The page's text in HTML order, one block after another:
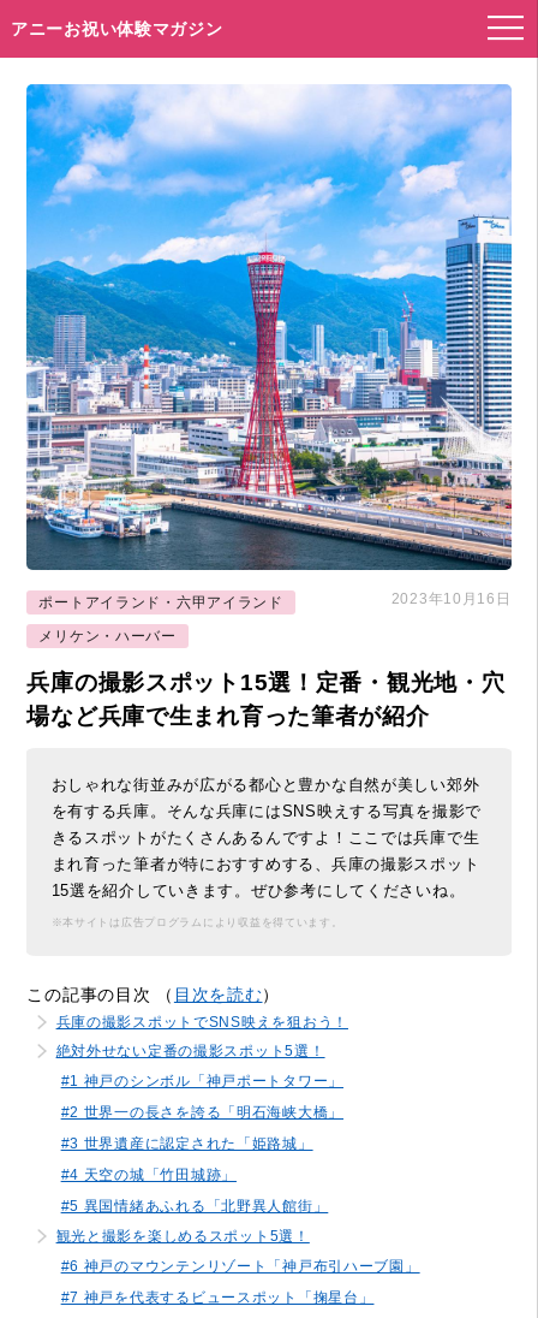
アニーお祝い体験マガジン
ポートアイランド・六甲アイランド
メリケン・ハーバー
2023年10月16日
兵庫の撮影スポット15選！定番・観光地・穴
場など兵庫で生まれ育った筆者が紹介
おしゃれな街並みが広がる都心と豊かな自然が美しい郊外
を有する兵庫。そんな兵庫にはSNS映えする写真を撮影で
きるスポットがたくさんあるんですよ！ここでは兵庫で生
まれ育った筆者が特におすすめする、兵庫の撮影スポット
15選を紹介していきます。ぜひ参考にしてくださいね。
※本サイトは広告プログラムにより収益を得ています。
この記事の目次 （ 目次を読む）
兵庫の撮影スポットでSNS映えを狙おう！
絶対外せない定番の撮影スポット5選！
#1 神戸のシンボル「神戸ポートタワー」
#2 世界一の長さを誇る「明石海峡大橋」
#3 世界遺産に認定された「姫路城」
#4 天空の城「竹田城跡」
#5 異国情緒あふれる「北野異人館街」
観光と撮影を楽しめるスポット5選！
#6 神戸のマウンテンリゾート「神戸布引ハーブ園」
#7 神戸を代表するビュースポット「掬星台」